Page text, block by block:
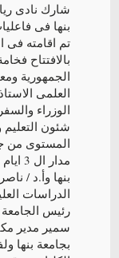
شارك نادى
بنها فى
تم اقامته فى
بالافتتاح
الجمهورية
العلمى
الوزراء
شئون التعليم
المستوى من
بنها وأ.د /
الدراسات
رئيس الجامعة
سمير مدير
بجامعة بنها